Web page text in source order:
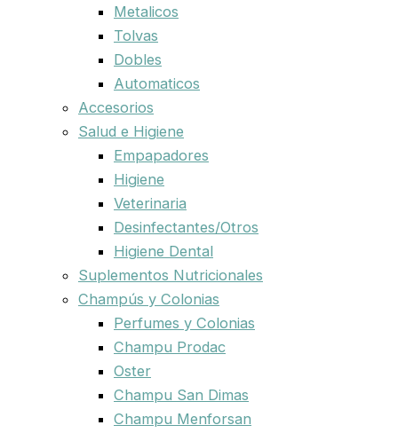
Metalicos
Tolvas
Dobles
Automaticos
Accesorios
Salud e Higiene
Empapadores
Higiene
Veterinaria
Desinfectantes/Otros
Higiene Dental
Suplementos Nutricionales
Champús y Colonias
Perfumes y Colonias
Champu Prodac
Oster
Champu San Dimas
Champu Menforsan